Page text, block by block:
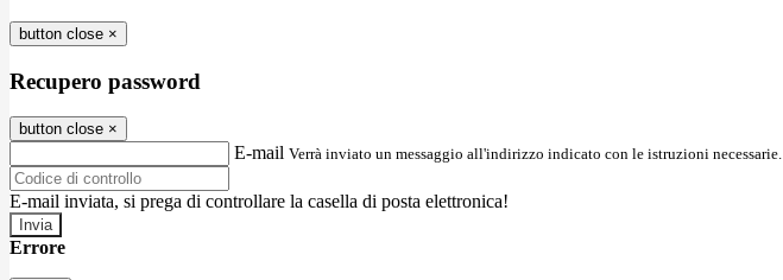
button close ×
Recupero password
button close ×
E-mail Verrà inviato un messaggio all'indirizzo indicato con le istruzioni necessarie.
E-mail inviata, si prega di controllare la casella di posta elettronica!
Errore